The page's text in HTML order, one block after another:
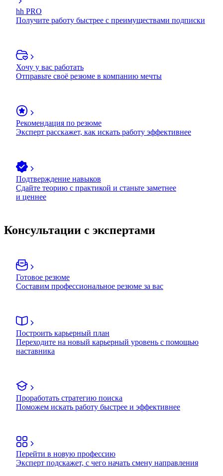
hh PRO
Получите работу быстрее с преимуществами подписки
Хочу у вас работать
Отправьте своё резюме в компанию мечты
Рекомендация по резюме
Эксперт расскажет, как искать работу эффективнее
Подтверждение навыков
Сдайте теорию с практикой и станьте заметнее
и ценнее
Консультации с экспертами
Готовое резюме
Составим профессиональное резюме за вас
Построить карьерный план
Переходите на новый карьерный уровень с помощью
наставника
Проработать стратегию поиска
Поможем искать работу быстрее и эффективнее
Перейти в новую профессию
Эксперт подскажет, с чего начать смену направления